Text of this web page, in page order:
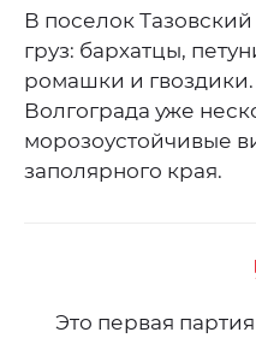
В поселок
груз: бархатцы,
ромашки и
Волгограда уже
морозоустойчивые
заполярного края.
Это первая